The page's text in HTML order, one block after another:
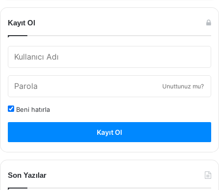
Kayıt Ol
Unuttunuz mu?
Beni hatırla
Kayıt Ol
Son Yazılar